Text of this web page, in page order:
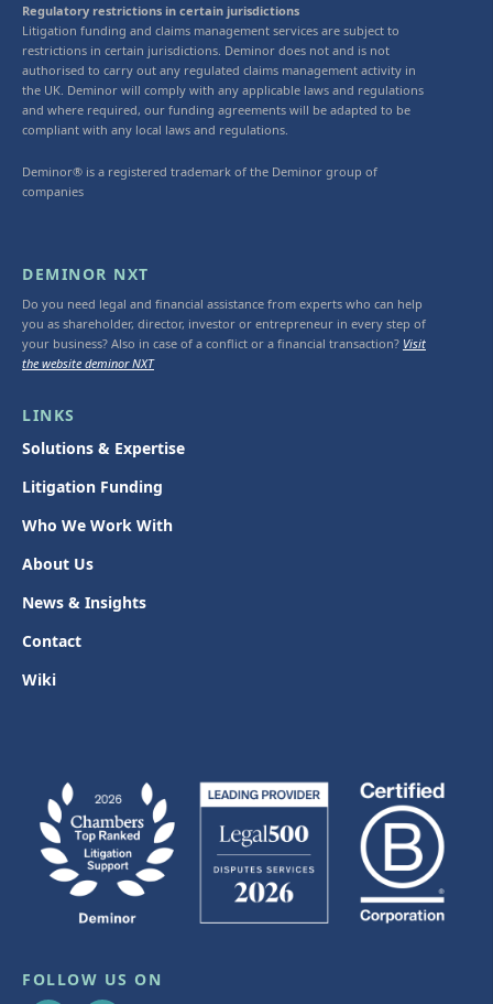
Regulatory restrictions in certain jurisdictions
Litigation funding and claims management services are subject to
restrictions in certain jurisdictions. Deminor does not and is not
authorised to carry out any regulated claims management activity in
the UK. Deminor will comply with any applicable laws and regulations
and where required, our funding agreements will be adapted to be
compliant with any local laws and regulations.
Deminor® is a registered trademark of the Deminor group of
companies
DEMINOR NXT
Do you need legal and financial assistance from experts who can help
you as shareholder, director, investor or entrepreneur in every step of
your business? Also in case of a conflict or a financial transaction? Visit
the website deminor NXT
LINKS
Solutions & Expertise
Litigation Funding
Who We Work With
About Us
News & Insights
Contact
Wiki
FOLLOW US ON